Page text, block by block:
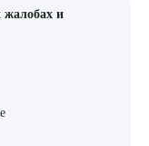
жалобах и